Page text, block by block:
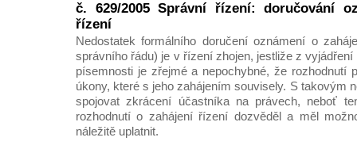
č. 629/2005 Správní řízení: doručování
řízení
Nedostatek formálního doručení oznámení o
správního řádu) je v řízení zhojen, jestliže z
písemnosti je zřejmé a nepochybné, že rozhodnutí
úkony, které s jeho zahájením souvisely. S takovým
spojovat zkrácení účastníka na právech, neboť
rozhodnutí o zahájení řízení dozvěděl a měl
náležitě uplatnit.